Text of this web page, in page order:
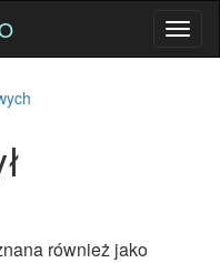
również jako